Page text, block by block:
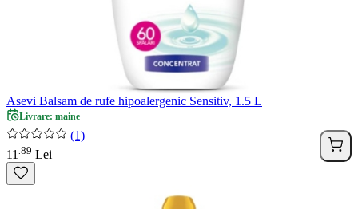
Asevi Balsam de rufe hipoalergenic Sensitiv, 1.5 L
Livrare: maine
(1)
11 89 Lei